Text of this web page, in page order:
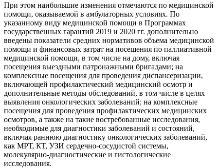
При этом наибольшие изменения отмечаются по медицинской
помощи, оказываемой в амбулаторных условиях. По
указанному виду медицинской помощи в Программах
государственных гарантий 2019 и 2020 гг. дополнительно
введены показатели средних нормативов объема медицинской
помощи и финансовых затрат на посещения по паллиативной
медицинской помощи, в том числе на дому, включая
посещения выездными патронажными бригадами; на
комплексные посещения для проведения диспансеризации,
включающей профилактический медицинский осмотр и
дополнительные методы обследований, в том числе в целях
выявления онкологических заболеваний; на комплексные
посещения для проведения профилактических медицинских
осмотров, а также на такие востребованные исследования,
необходимые для диагностики заболеваний и состояний,
включая раннюю диагностику онкологических заболеваний,
как МРТ, КТ, УЗИ сердечно-сосудистой системы,
молекулярно-диагностические и гистологические
исследования.